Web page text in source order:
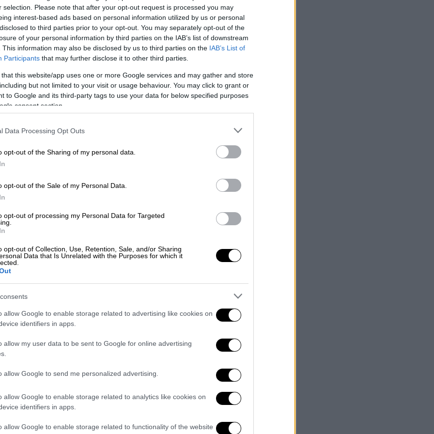
selection. Please note that after your opt-out request is processed you may
interest-based ads based on personal information utilized by us or personal
to third parties prior to your opt-out. You may separately opt-out of the
of your personal information by third parties on the IAB’s list of downstream
This information may also be disclosed by us to third parties on the IAB’s List of
Participants that may further disclose it to other third parties.
that this website/app uses one or more Google services and may gather and store
but not limited to your visit or usage behaviour. You may click to grant or
to Google and its third-party tags to use your data for below specified purposes
consent section.
Data Processing Opt Outs
opt-out of the Sharing of my personal data.
opt-out of the Sale of my Personal Data.
opt-out of processing my Personal Data for Targeted
opt-out of Collection, Use, Retention, Sale, and/or Sharing
Data that Is Unrelated with the Purposes for which it
allow Google to enable storage related to advertising like cookies on
identifiers in apps.
allow my user data to be sent to Google for online advertising
allow Google to send me personalized advertising.
allow Google to enable storage related to analytics like cookies on
identifiers in apps.
allow Google to enable storage related to functionality of the website
Ασφαλείας του ΟΗΕ υπό τον
Ασφάλειας
Ηνωμένου Βασιλείου-ΕΕ και τα οφέλη
κ. Γεραπετρίτης χαιρέτισε θερμά τη νέα
ενεργή συμμετοχή της Ελλάδας στην
και τον τουρισμό, δύο βασικούς
αλλά και για την ευρωπαϊκή στρατηγική
μπορεί να υπάρξει χωρίς τη συνεργασία
στη συνέχιση της κοινής πορείας.
των λαών και τον τουρισμό,
ενίσχυση της ευρωπαϊκής στρατηγικής
την Ευρώπη χωρίς το Ηνωμένο
και ανυπομονούμε να συνεργαστούμε
«αντικατοπτρίζει μια καθυστερημένη
πιέσεων
εάν δεν υπήρχε πολιτική ακαμψία», ο κ.
γεωπολιτική πραγματικότητα επέβαλε
ότι η Ελλάδα πιστεύει στη δύναμη του
διπλωματία. Όπως εξήγησε, σε
συσπειρώνονται, επιδιώκοντας κοινή
ικανότητα. Οι σημερινοί διεθνείς